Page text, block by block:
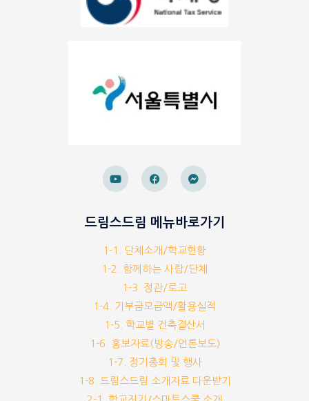
드림스드림 메뉴바로가기
1-1. 단체소개/학교현황
1-2. 함께하는 사람/단체
1-3. 정관/로고
1-4. 기부금모금액/활용실적
1-5. 학교별 건축결산서
1-6. 홍보자료(방송/언론보도)
1-7. 정기총회 및 행사
1-8. 드림스드림 소개자료 다운받기